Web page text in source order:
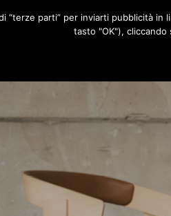
RUBRICHE
“terze parti” per inviarti pubblicità
tasto "OK"),